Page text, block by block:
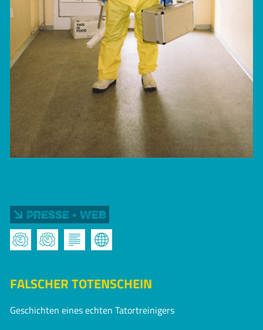
Presse • Web
FALSCHER TOTENSCHEIN
Geschichten eines echten Tatortreinigers